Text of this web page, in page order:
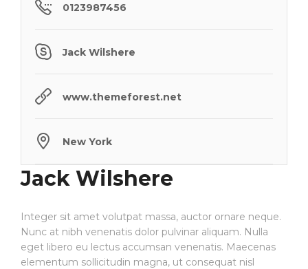
0123987456
Jack Wilshere
www.themeforest.net
New York
Jack Wilshere
Integer sit amet volutpat massa, auctor ornare neque.
Nunc at nibh venenatis dolor pulvinar aliquam. Nulla
eget libero eu lectus accumsan venenatis. Maecenas
elementum sollicitudin magna, ut consequat nisl